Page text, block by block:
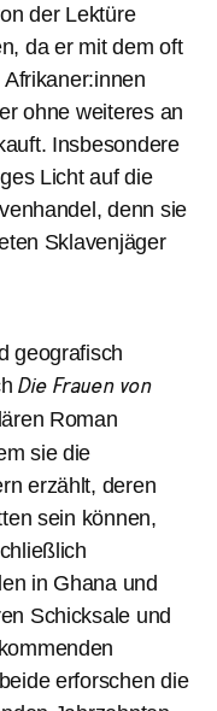
der Lektüre
da er mit dem oft
ohne weiteres an
Insbesondere
Licht auf die
denn sie
Sklavenjäger
geografisch
Die Frauen von
Roman
sie die
erzählt, deren
sein können,
in Ghana und
Schicksale und
erforschen die